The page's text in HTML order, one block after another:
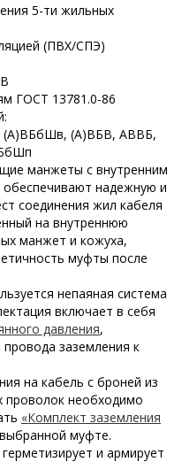
5-ти жильных
(ПВХ/СПЭ)
ГОСТ 13781.0-86
(А)ВБбШв, (А)ВБВ, АВВБ,
манжеты с внутренним
надежную и
соединения жил кабеля
на внутреннюю
манжет и кожуха,
муфты после
непаяная система
включает в себя
давления,
заземления к
на кабель с броней из
проволок необходимо
«Комплект заземления
муфте.
и армирует